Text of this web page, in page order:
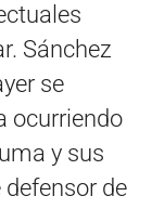
Sánchez
se
ocurriendo
y sus
de